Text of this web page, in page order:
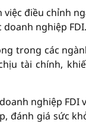
điều chỉnh
nghiệp FDI.
trong các
tài chính,
nghiệp FDI
đánh giá sức